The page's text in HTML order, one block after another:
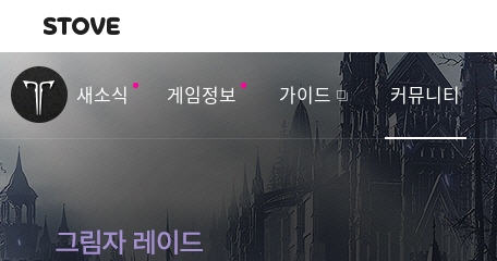
내비게이션
새소식 게임정보 가이드 커뮤니티
벤
트
&
업
데
이
트